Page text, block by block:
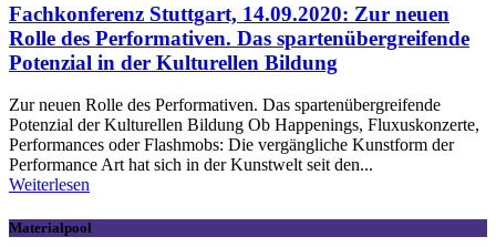
Fachkonferenz Stuttgart, 14.09.2020: Zur neuen
Rolle des Performativen. Das spartenübergreifende
Potenzial in der Kulturellen Bildung
Zur neuen Rolle des Performativen. Das spartenübergreifende
Potenzial der Kulturellen Bildung Ob Happenings, Fluxuskonzerte,
Performances oder Flashmobs: Die vergängliche Kunstform der
Performance Art hat sich in der Kunstwelt seit den...
Weiterlesen
Materialpool